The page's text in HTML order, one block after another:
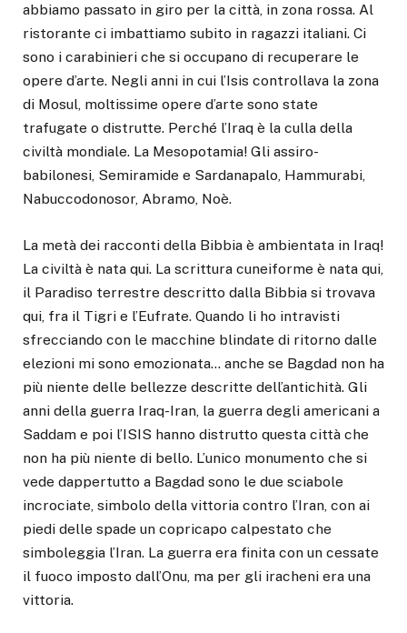
abbiamo passato in giro per la città, in zona rossa. Al
ristorante ci imbattiamo subito in ragazzi italiani. Ci
sono i carabinieri che si occupano di recuperare le
opere d’arte. Negli anni in cui l’Isis controllava la zona
di Mosul, moltissime opere d’arte sono state
trafugate o distrutte. Perché l’Iraq è la culla della
civiltà mondiale. La Mesopotamia! Gli assiro-
babilonesi, Semiramide e Sardanapalo, Hammurabi,
Nabuccodonosor, Abramo, Noè.
La metà dei racconti della Bibbia è ambientata in Iraq!
La civiltà è nata qui. La scrittura cuneiforme è nata qui,
il Paradiso terrestre descritto dalla Bibbia si trovava
qui, fra il Tigri e l’Eufrate. Quando li ho intravisti
sfrecciando con le macchine blindate di ritorno dalle
elezioni mi sono emozionata… anche se Bagdad non ha
più niente delle bellezze descritte dell’antichità. Gli
anni della guerra Iraq-Iran, la guerra degli americani a
Saddam e poi l’ISIS hanno distrutto questa città che
non ha più niente di bello. L’unico monumento che si
vede dappertutto a Bagdad sono le due sciabole
incrociate, simbolo della vittoria contro l’Iran, con ai
piedi delle spade un copricapo calpestato che
simboleggia l’Iran. La guerra era finita con un cessate
il fuoco imposto dall’Onu, ma per gli iracheni era una
vittoria.